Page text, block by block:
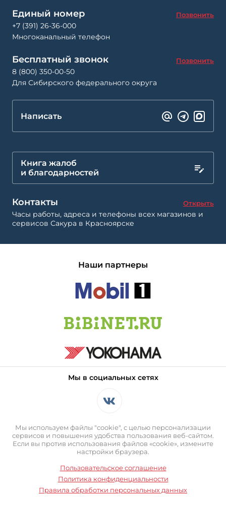
Единый номер Позвонить
+7 (391) 26-36-000
Многоканальный телефон
Бесплатный звонок Позвонить
8 (800) 350-00-50
Для Сибирского федерального округа
Написать
Книга жалоб
и благодарностей
Контакты Открыть
Часы работы, адреса и телефоны всех магазинов и
сервисов Сакура в Красноярске
Наши партнеры
Мы в социальных сетях
Мы используем файлы "cookie", с целью персонализации
сервисов и повышения удобства пользования веб-сайтом.
Если вы против использования файлов «cookie», измените
настройки браузера.
Пользовательское соглашение
Политика конфиденциальности
Правила обработки персональных данных